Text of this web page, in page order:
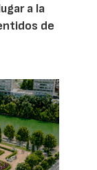
a la
de